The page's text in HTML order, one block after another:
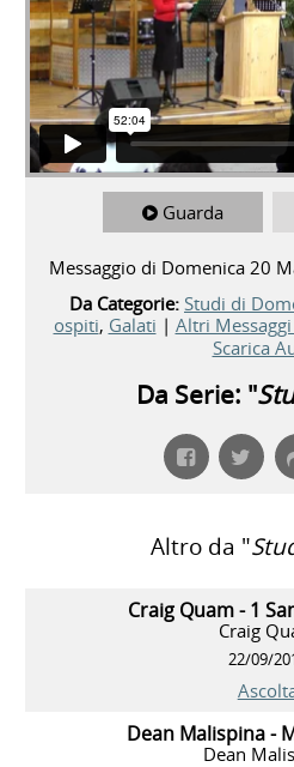
Guarda
Messaggio di Domenica 20
Da Categorie: Studi di
ospiti, Galati | Altri
Scarica
Da Serie: "
Altro da "
Craig Quam - 1
Craig
22/09/
Dean Malispina -
Dean